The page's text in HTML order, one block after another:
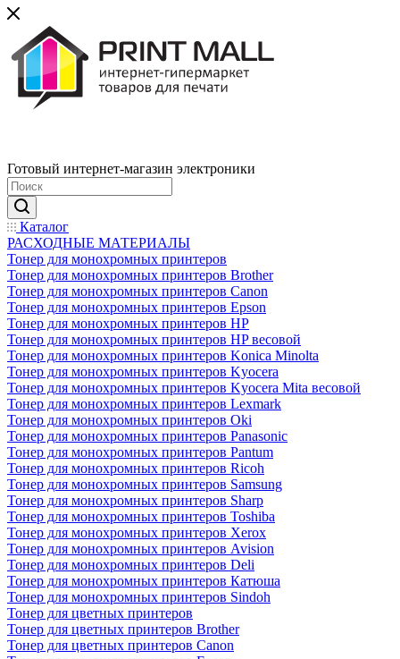
Готовый интернет-магазин электроники
Каталог
РАСХОДНЫЕ МАТЕРИАЛЫ
Тонер для монохромных принтеров
Тонер для монохромных принтеров Brother
Тонер для монохромных принтеров Canon
Тонер для монохромных принтеров Epson
Тонер для монохромных принтеров HP
Тонер для монохромных принтеров HP весовой
Тонер для монохромных принтеров Konica Minolta
Тонер для монохромных принтеров Kyocera
Тонер для монохромных принтеров Kyocera Mita весовой
Тонер для монохромных принтеров Lexmark
Тонер для монохромных принтеров Oki
Тонер для монохромных принтеров Panasonic
Тонер для монохромных принтеров Pantum
Тонер для монохромных принтеров Ricoh
Тонер для монохромных принтеров Samsung
Тонер для монохромных принтеров Sharp
Тонер для монохромных принтеров Toshiba
Тонер для монохромных принтеров Xerox
Тонер для монохромных принтеров Avision
Тонер для монохромных принтеров Deli
Тонер для монохромных принтеров Катюша
Тонер для монохромных принтеров Sindoh
Тонер для цветных принтеров
Тонер для цветных принтеров Brother
Тонер для цветных принтеров Canon